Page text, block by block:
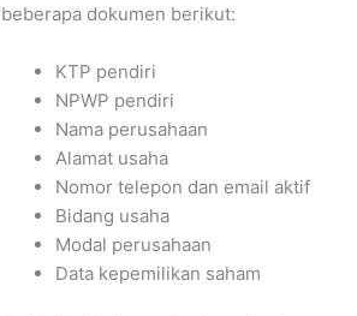
beberapa dokumen berikut:
KTP pendiri
NPWP pendiri
Nama perusahaan
Alamat usaha
Nomor telepon dan email aktif
Bidang usaha
Modal perusahaan
Data kepemilikan saham